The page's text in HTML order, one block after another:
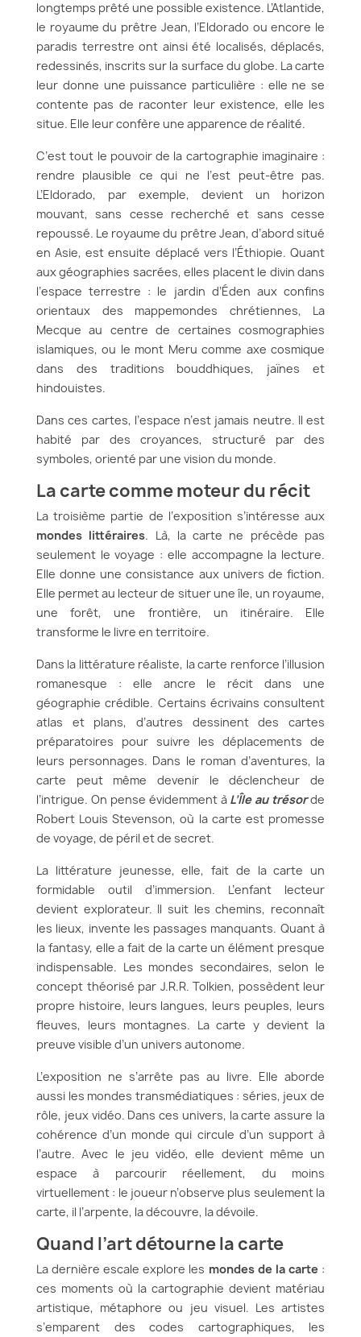
longtemps prêté une possible existence. L’Atlantide,
le royaume du prêtre Jean, l’Eldorado ou encore le
paradis terrestre ont ainsi été localisés, déplacés,
redessinés, inscrits sur la surface du globe. La carte
leur donne une puissance particulière : elle ne se
contente pas de raconter leur existence, elle les
situe. Elle leur confère une apparence de réalité.
C’est tout le pouvoir de la cartographie imaginaire :
rendre plausible ce qui ne l’est peut-être pas.
L’Eldorado, par exemple, devient un horizon
mouvant, sans cesse recherché et sans cesse
repoussé. Le royaume du prêtre Jean, d’abord situé
en Asie, est ensuite déplacé vers l’Éthiopie. Quant
aux géographies sacrées, elles placent le divin dans
l’espace terrestre : le jardin d’Éden aux confins
orientaux des mappemondes chrétiennes, La
Mecque au centre de certaines cosmographies
islamiques, ou le mont Meru comme axe cosmique
dans des traditions bouddhiques, jaïnes et
hindouistes.
Dans ces cartes, l’espace n’est jamais neutre. Il est
habité par des croyances, structuré par des
symboles, orienté par une vision du monde.
La carte comme moteur du récit
La troisième partie de l’exposition s’intéresse aux
mondes littéraires. Là, la carte ne précède pas
seulement le voyage : elle accompagne la lecture.
Elle donne une consistance aux univers de fiction.
Elle permet au lecteur de situer une île, un royaume,
une forêt, une frontière, un itinéraire. Elle
transforme le livre en territoire.
Dans la littérature réaliste, la carte renforce l’illusion
romanesque : elle ancre le récit dans une
géographie crédible. Certains écrivains consultent
atlas et plans, d’autres dessinent des cartes
préparatoires pour suivre les déplacements de
leurs personnages. Dans le roman d’aventures, la
carte peut même devenir le déclencheur de
l’intrigue. On pense évidemment à L’Île au trésorde
Robert Louis Stevenson, où la carte est promesse
de voyage, de péril et de secret.
La littérature jeunesse, elle, fait de la carte un
formidable outil d’immersion. L’enfant lecteur
devient explorateur. Il suit les chemins, reconnaît
les lieux, invente les passages manquants. Quant à
la fantasy, elle a fait de la carte un élément presque
indispensable. Les mondes secondaires, selon le
concept théorisé par J.R.R. Tolkien, possèdent leur
propre histoire, leurs langues, leurs peuples, leurs
fleuves, leurs montagnes. La carte y devient la
preuve visible d’un univers autonome.
L’exposition ne s’arrête pas au livre. Elle aborde
aussi les mondes transmédiatiques : séries, jeux de
rôle, jeux vidéo. Dans ces univers, la carte assure la
cohérence d’un monde qui circule d’un support à
l’autre. Avec le jeu vidéo, elle devient même un
espace à parcourir réellement, du moins
virtuellement : le joueur n’observe plus seulement la
carte, il l’arpente, la découvre, la dévoile.
Quand l’art détourne la carte
La dernière escale explore les mondes de la carte :
ces moments où la cartographie devient matériau
artistique, métaphore ou jeu visuel. Les artistes
s’emparent des codes cartographiques, les